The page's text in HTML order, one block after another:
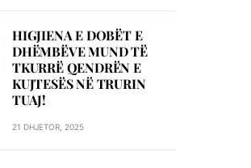
HIGJIENA E DOBËT E
DHËMBËVE MUND TË
TKURRË QENDRËN E
KUJTESËS NË TRURIN
TUAJ!
21 DHJETOR, 2025